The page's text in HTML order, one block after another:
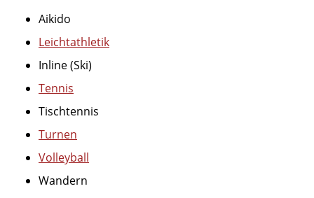
Aikido
Leichtathletik
Inline (Ski)
Tennis
Tischtennis
Turnen
Volleyball
Wandern